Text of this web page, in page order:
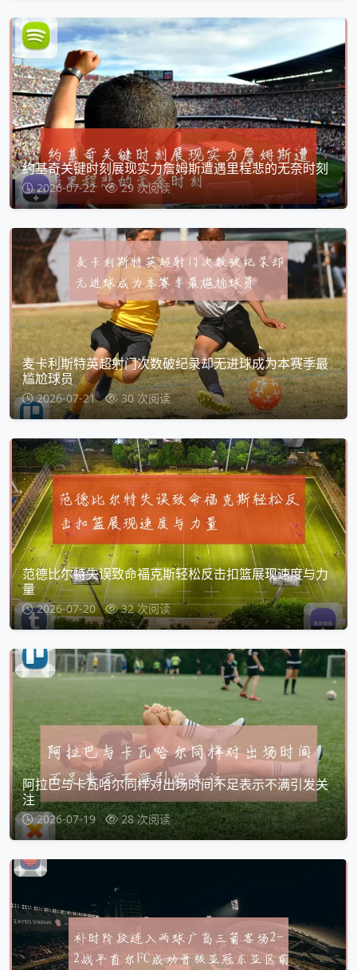
约基奇关键时刻展现实力詹姆斯遭遇里程悲的无奈时刻
2026-07-22 29 次阅读
麦卡利斯特英超射门次数破纪录却无进球成为本赛季最
尴尬球员
2026-07-21 30 次阅读
范德比尔特失误致命福克斯轻松反击扣篮展现速度与力
量
2026-07-20 32 次阅读
阿拉巴与卡瓦哈尔同样对出场时间不足表示不满引发关
注
2026-07-19 28 次阅读